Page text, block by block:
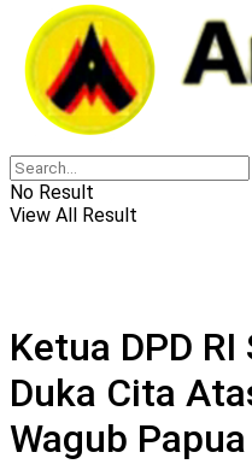
No Result
View All Result
Ketua DPD
Duka Cita
Wagub Papua